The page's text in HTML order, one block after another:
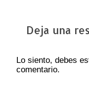
Deja una
Lo siento, debes
comentario.